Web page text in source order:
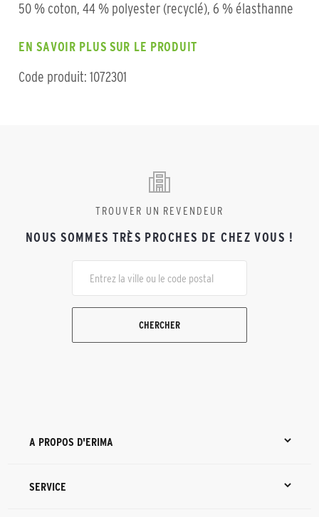
50 % coton, 44 % polyester (recyclé), 6 % élasthanne
EN SAVOIR PLUS SUR LE PRODUIT
Code produit: 1072301
TROUVER UN REVENDEUR
NOUS SOMMES TRÈS PROCHES DE CHEZ VOUS !
CHERCHER
A PROPOS D'ERIMA
SERVICE